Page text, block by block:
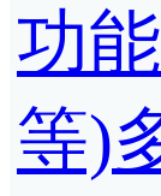
功
等)